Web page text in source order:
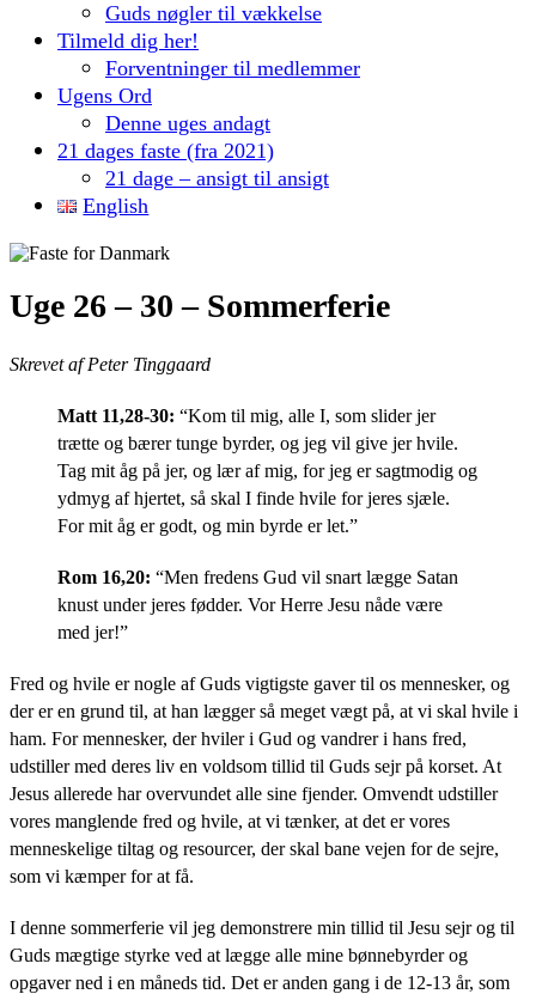
Guds nøgler til vækkelse
Tilmeld dig her!
Forventninger til medlemmer
Ugens Ord
Denne uges andagt
21 dages faste (fra 2021)
21 dage – ansigt til ansigt
English
Uge 26 – 30 – Sommerferie
Skrevet af Peter Tinggaard
Matt 11,28-30: “Kom til mig, alle I, som slider jer
trætte og bærer tunge byrder, og jeg vil give jer hvile.
Tag mit åg på jer, og lær af mig, for jeg er sagtmodig og
ydmyg af hjertet, så skal I finde hvile for jeres sjæle.
For mit åg er godt, og min byrde er let.”
Rom 16,20: “Men fredens Gud vil snart lægge Satan
knust under jeres fødder. Vor Herre Jesu nåde være
med jer!”
Fred og hvile er nogle af Guds vigtigste gaver til os mennesker, og
der er en grund til, at han lægger så meget vægt på, at vi skal hvile i
ham. For mennesker, der hviler i Gud og vandrer i hans fred,
udstiller med deres liv en voldsom tillid til Guds sejr på korset. At
Jesus allerede har overvundet alle sine fjender. Omvendt udstiller
vores manglende fred og hvile, at vi tænker, at det er vores
menneskelige tiltag og resourcer, der skal bane vejen for de sejre,
som vi kæmper for at få.
I denne sommerferie vil jeg demonstrere min tillid til Jesu sejr og til
Guds mægtige styrke ved at lægge alle mine bønnebyrder og
opgaver ned i en måneds tid. Det er anden gang i de 12-13 år, som